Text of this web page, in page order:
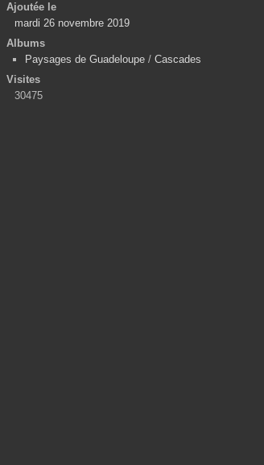
Ajoutée le
mardi 26 novembre 2019
Albums
Paysages de Guadeloupe / Cascades
Visites
30475